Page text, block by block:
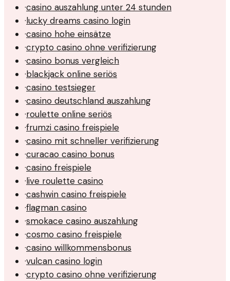
·casino auszahlung unter 24 stunden
·lucky dreams casino login
·casino hohe einsätze
·crypto casino ohne verifizierung
·casino bonus vergleich
·blackjack online seriös
·casino testsieger
·casino deutschland auszahlung
·roulette online seriös
·frumzi casino freispiele
·casino mit schneller verifizierung
·curacao casino bonus
·casino freispiele
·live roulette casino
·cashwin casino freispiele
·flagman casino
·smokace casino auszahlung
·cosmo casino freispiele
·casino willkommensbonus
·vulcan casino login
·crypto casino ohne verifizierung